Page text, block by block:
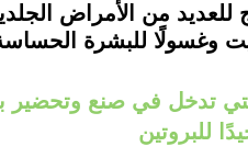
من الأمراض
وغسولًا للبشرة
تدخل في صنع